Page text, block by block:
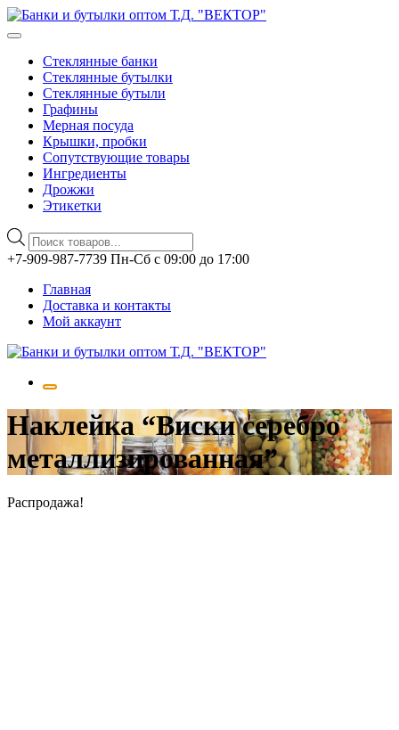
Стеклянные банки
Стеклянные бутылки
Стеклянные бутыли
Графины
Мерная посуда
Крышки, пробки
Сопутствующие товары
Ингредиенты
Дрожжи
Этикетки
Поиск
товаров
Перейти
содержимому
+7-909-987-7739 Пн-Сб с 09:00 до 17:00
Главная
Доставка и контакты
Мой аккаунт
Наклейка “Виски серебро
металлизированная”
Распродажа!